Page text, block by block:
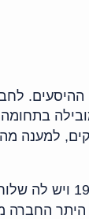
למענה
החברה